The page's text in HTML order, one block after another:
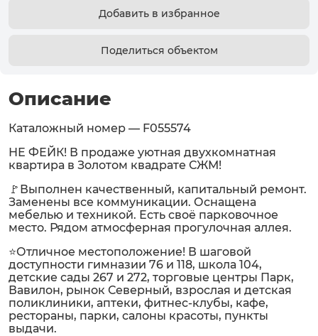
Добавить в избранное
Поделиться объектом
Описание
Каталожный номер — F055574
НЕ ФЕЙК! В продаже уютная двухкомнатная
квартира в Золотом квадрате СЖМ!
🚩Выполнен качественный, капитальный ремонт.
Заменены все коммуникации. Оснащена
мебелью и техникой. Есть своё парковочное
место. Рядом атмосферная прогулочная аллея.
⭐Отличное местоположение! В шаговой
доступности гимназии 76 и 118, школа 104,
детские сады 267 и 272, торговые центры Парк,
Вавилон, рынок Северный, взрослая и детская
поликлиники, аптеки, фитнес-клубы, кафе,
рестораны, парки, салоны красоты, пункты
выдачи.